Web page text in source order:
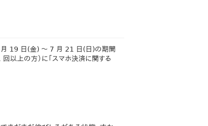
7 月 19 日(金) ～ 7 月 21 日(日)の期間
以上の方）に「スマホ決済に関する